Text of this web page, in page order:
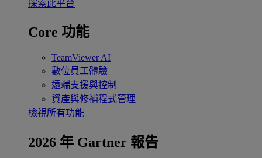
探索此平台
Core 功能
TeamViewer AI
數位員工體驗
遠端支援與控制
資產與修補程式管理
檢視所有功能
2026 年 Gartner 報告